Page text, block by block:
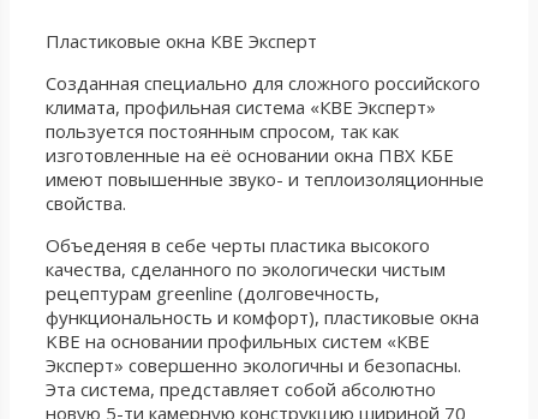
Пластиковые окна КВЕ Эксперт
Созданная специально для сложного российского
климата, профильная система «КВЕ Эксперт»
пользуется постоянным спросом, так как
изготовленные на её основании окна ПВХ КБЕ
имеют повышенные звуко- и теплоизоляционные
свойства.
Объеденяя в себе черты пластика высокого
качества, сделанного по экологически чистым
рецептурам greenline (долговечность,
функциональность и комфорт), пластиковые окна
KBE на основании профильных систем «КВЕ
Эксперт» совершенно экологичны и безопасны.
Эта система, представляет собой абсолютно
новую 5-ти камерную конструкцию шириной 70